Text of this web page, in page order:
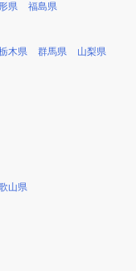
県 福島県
木県 群馬県 山梨県
山県